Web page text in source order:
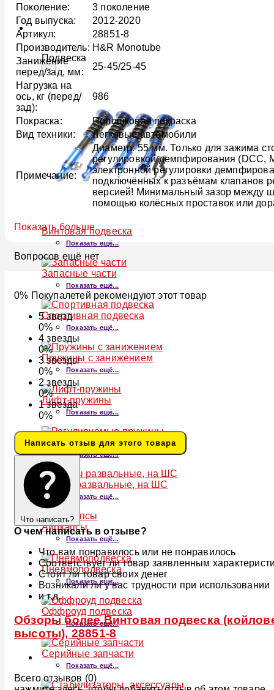
ПОДВЕСКА
Подвеска
×
Винтовая подвеска
Показать ещё...
Запасные части
Показать ещё...
Спортивная подвеска
Показать ещё...
Пружины с занижением
Показать ещё...
Лифт-пружины
Показать ещё...
Регулируемые пружины
Показать ещё...
Опоры развальные, на ШС
Показать ещё...
Аиркапсы
Показать ещё...
Пневмоподвеска
Показать ещё...
Оффроуд подвеска
Показать ещё...
Серийные запчасти
Показать ещё...
Поколение:
3 поколение
Год выпуска:
2012-2020
Артикул:
28851-8
Производитель: H&R Monotube
Занижение
перед/зад, мм:
25-45/25-45
Нагрузка на
ось, кг (перед/
зад):
986
Покраска:
Порошковая покраска
Вид техники:
Легковые автомобили
Примечание:
Диаметр: 55 мм. Только для зажима
регулировкой демпфирования (DCC,
электронной регулировки
подключённых к разъёмам клапанов
версией! Минимальный зазор между
помощью колёсных проставок или
Показать больше
Вопросов ещё нет
0% Покупалетей рекомендуют этот товар
5звезд
0%
4звезды
0%
3звезды
0%
2звезды
0%
1звезда
0%
Написать отзыв для этого товара
Что написать?
О чем написать в отзыве?
Что вам понравилось или не понравилось
Соответствует ли товар заявленным
Стоит ли товар своих денег
Возникали ли у вас трудности при использовании
и т.д.
Обзоры более Винтовая подвеска
высоты), 28851-8
Всего отзывов (0)